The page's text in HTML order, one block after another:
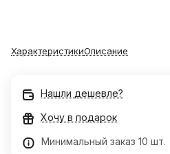
ХарактеристикиОписание
Нашли дешевле?
Хочу в подарок
Минимальный заказ 10 шт.